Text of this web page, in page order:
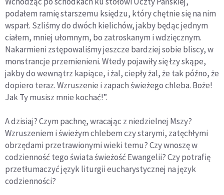
podałem ramię starszemu księdzu, który chętnie się na nim
wsparł. Szliśmy do dwóch kieli­chów, jakby będąc jednym
ciałem, mniej ułomnym, bo zatroska­nym i wdzięcznym.
Nakarmieni zstępowaliśmy jeszcze bardziej sobie bliscy, w
monstrancje przemienieni. Wtedy pojawiły się łzy skąpe,
jakby do wewnątrz kapiące, i żal, ciepły żal, że tak późno, że
dopiero teraz. Wzruszenie i zapach świeżego chleba. Boże!
Jak Ty musisz mnie kochać!”.
A dzisiaj? Czym pachnę, wracając z niedzielnej Mszy?
Wzrusze­niem i świeżym chlebem czy starymi, zatęchłymi
obrzędami prze­trawionymi wieki temu? Czy wnoszę w
codzienność tego świata świeżość Ewangelii? Czy potrafię
przetłumaczyć język liturgii eu­charystycznej na język
codzienności?